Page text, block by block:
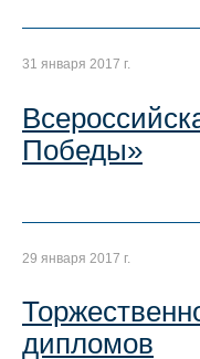
31 января 2017 г.
Победы»
29 января 2017 г.
дипломов